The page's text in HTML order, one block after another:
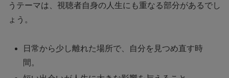
うテーマは、視聴者自身の人生にも重なる部分があるでし
ょう。
日常から少し離れた場所で、自分を見つめ直す時
間。